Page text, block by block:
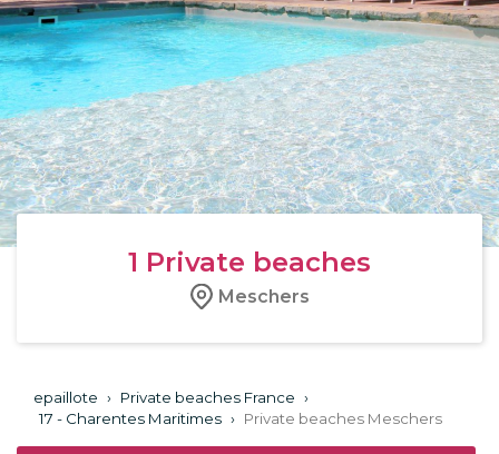
1 Private beaches
Meschers
epaillote › Private beaches France ›
17 - Charentes Maritimes › Private beaches Meschers